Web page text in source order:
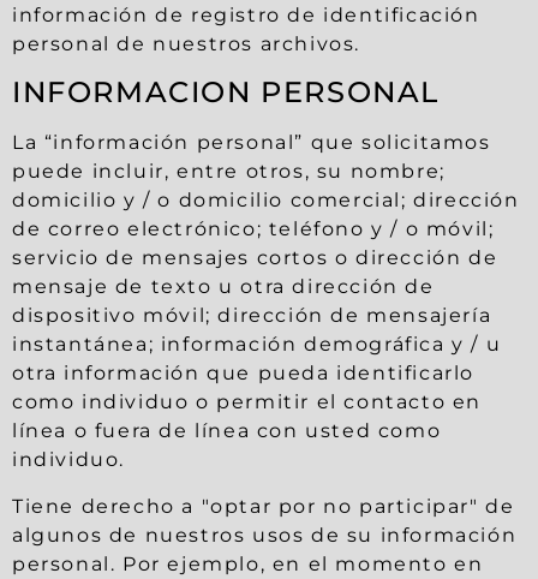
información de registro de identificación
personal de nuestros archivos.
INFORMACION PERSONAL
La “información personal” que solicitamos
puede incluir, entre otros, su nombre;
domicilio y / o domicilio comercial; dirección
de correo electrónico; teléfono y / o móvil;
servicio de mensajes cortos o dirección de
mensaje de texto u otra dirección de
dispositivo móvil; dirección de mensajería
instantánea; información demográfica y / u
otra información que pueda identificarlo
como individuo o permitir el contacto en
línea o fuera de línea con usted como
individuo.
Tiene derecho a "optar por no participar" de
algunos de nuestros usos de su información
personal. Por ejemplo, en el momento en